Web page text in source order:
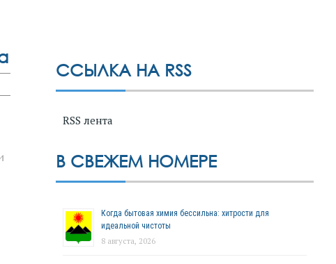
ССЫЛКА НА RSS
RSS лента
В СВЕЖЕМ НОМЕРЕ
Когда бытовая химия бессильна: хитрости для
идеальной чистоты
8 августа, 2026